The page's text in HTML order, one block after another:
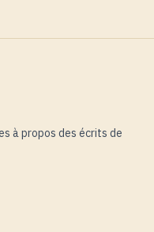
à propos des écrits de